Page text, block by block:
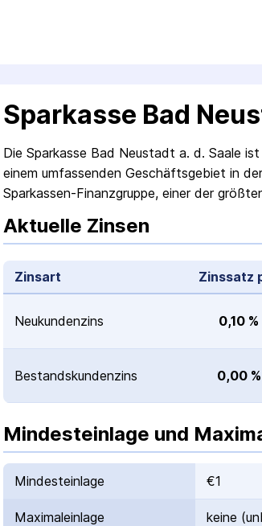
Sparkasse Bad
Die Sparkasse Bad Neustadt a. d. Saale
einem umfassenden Geschäftsgebiet in
Sparkassen-Finanzgruppe, einer der
Aktuelle Zinsen
Zinsart Zinssatz
Neukunden­zins 0,10 %
Bestands­kunden­zins 0,00 %
Mindesteinlage und
Mindesteinlage €1
Maximaleinlage keine